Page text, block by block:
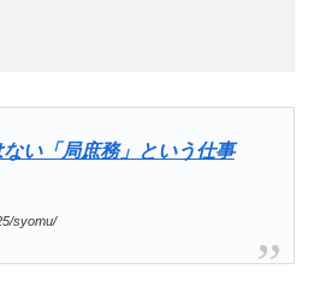
い「局庶務」という仕事
syomu/